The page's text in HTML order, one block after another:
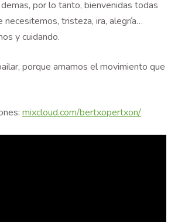
por lo tanto, bienvenidas todas
necesitemos, tristeza, ira, alegría…
y cuidando.
porque amamos el movimiento que
mixcloud.com/bertxopertxon/